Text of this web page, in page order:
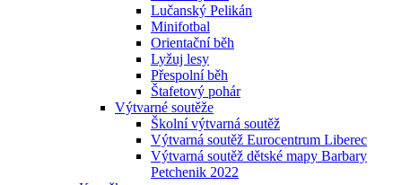
Lučanský Pelikán
Minifotbal
Orientační běh
Lyžuj lesy
Přespolní běh
Štafetový pohár
Výtvarné soutěže
Školní výtvarná soutěž
Výtvarná soutěž Eurocentrum Liberec
Výtvarná soutěž dětské mapy Barbary
Petchenik 2022